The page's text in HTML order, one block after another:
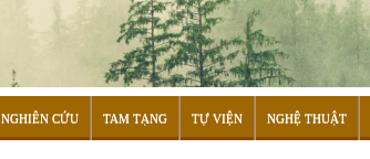
NGHIÊN CỨU TAM TẠNG TỰ VIỆN NGHỆ THUẬT